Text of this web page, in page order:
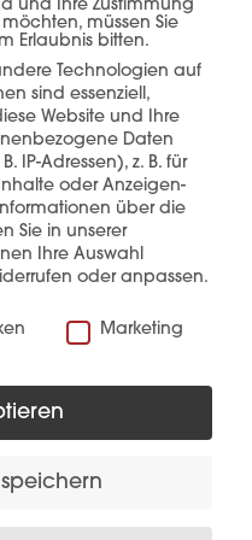
Sie auch
und Ihre Zustimmung
müssen Sie
Erlaubnis bitten.
Technologien auf
sind essenziell,
Website und Ihre
Daten
IP-Adressen), z. B. für
oder Anzeigen-
über die
Sie in unserer
Ihre Auswahl
oder anpassen.
Marketing